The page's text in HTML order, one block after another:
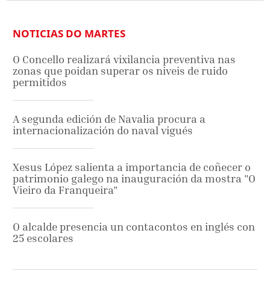
NOTICIAS DO MARTES
O Concello realizará vixilancia preventiva nas
zonas que poidan superar os niveis de ruido
permitidos
A segunda edición de Navalia procura a
internacionalización do naval vigués
Xesus López salienta a importancia de coñecer o
patrimonio galego na inauguración da mostra "O
Vieiro da Franqueira"
O alcalde presencia un contacontos en inglés con
25 escolares